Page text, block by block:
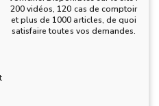
200 vidéos, 120 cas de comptoir
et plus de 1000 articles, de quoi
satisfaire toutes vos demandes.